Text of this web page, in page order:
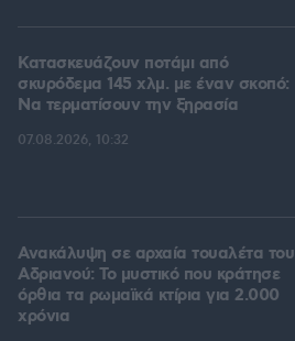
Κατασκευάζουν ποτάμι από
σκυρόδεμα 145 χλμ. με έναν σκοπό:
Να τερματίσουν την ξηρασία
07.08.2026, 10:32
Ανακάλυψη σε αρχαία τουαλέτα του
Αδριανού: Το μυστικό που κράτησε
όρθια τα ρωμαϊκά κτίρια για 2.000
χρόνια